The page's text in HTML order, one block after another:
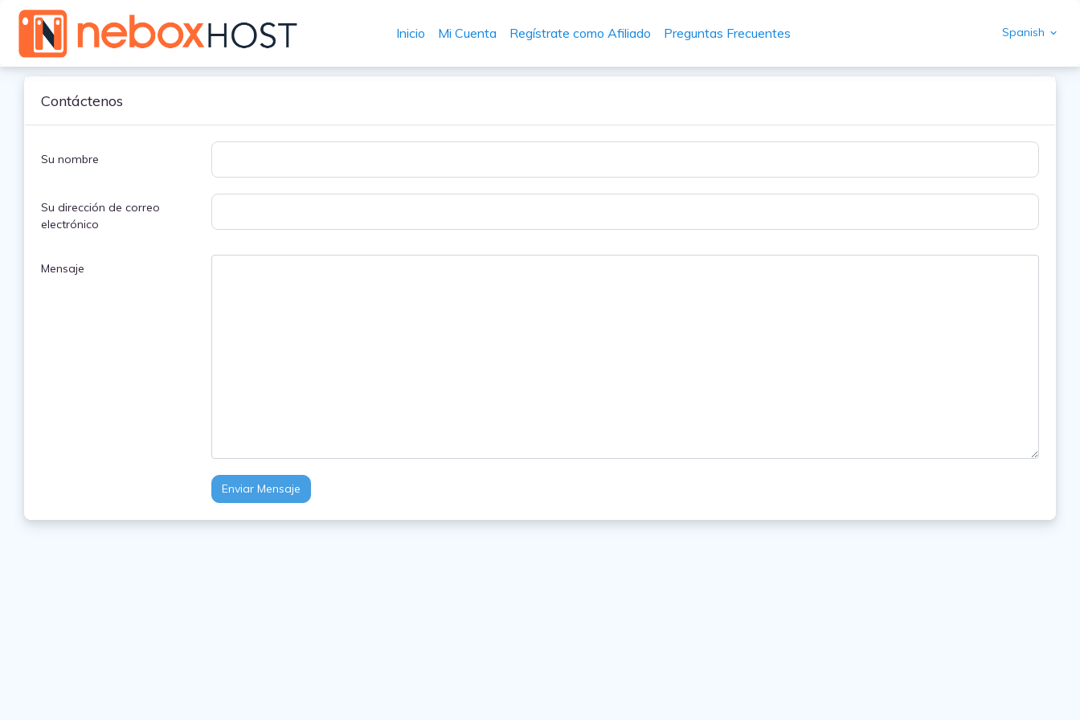
Inicio Mi Cuenta Regístrate como Afiliado Preguntas Frecuentes Spanish
Contáctenos
Su nombre
Su dirección de correo
electrónico
Mensaje